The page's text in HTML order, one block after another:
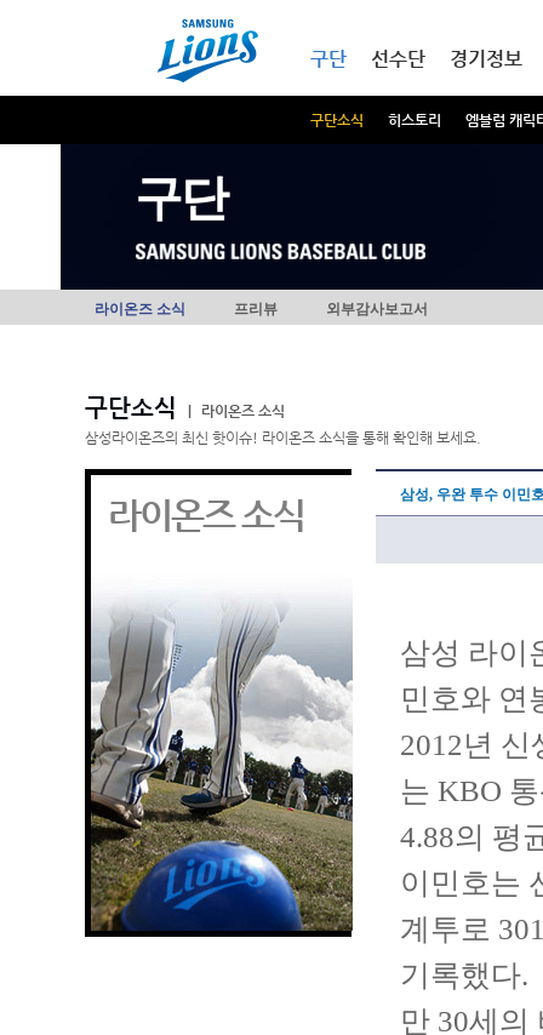
구단
구단소식 히스토리 엠블럼 캐릭
선수단 경기정보
구단
라이온즈 소식 프리뷰 외부감사보고서
구단소식
라이온즈 소식
삼성라이온즈의 최신 핫이슈! 라이온즈 소식을 통해 확인해 보세요.
라이온즈 소식 삼성, 우완 투수 이민
삼성 라이
민호와 연
2012년
는 KBO
4.88의 평
이민호는
계투로
기록했다.
만 30세의